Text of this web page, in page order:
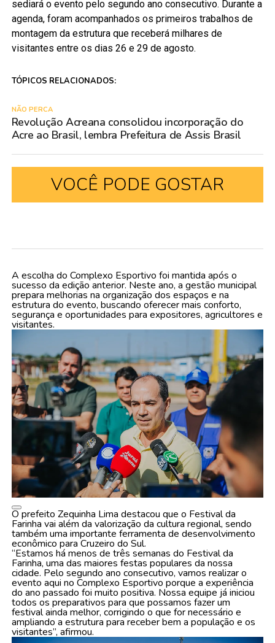
sediará o evento pelo segundo ano consecutivo. Durante a
agenda, foram acompanhados os primeiros trabalhos de
montagem da estrutura que receberá milhares de
visitantes entre os dias 26 e 29 de agosto.
TÓPICOS RELACIONADOS:
NÃO PERCA
Revolução Acreana consolidou incorporação do
Acre ao Brasil, lembra Prefeitura de Assis Brasil
VOCÊ PODE GOSTAR
A escolha do Complexo Esportivo foi mantida após o
sucesso da edição anterior. Neste ano, a gestão municipal
prepara melhorias na organização dos espaços e na
estrutura do evento, buscando oferecer mais conforto,
segurança e oportunidades para expositores, agricultores e
visitantes.
O prefeito Zequinha Lima destacou que o Festival da
Farinha vai além da valorização da cultura regional, sendo
também uma importante ferramenta de desenvolvimento
econômico para Cruzeiro do Sul.
“Estamos há menos de três semanas do Festival da
Farinha, uma das maiores festas populares da nossa
cidade. Pelo segundo ano consecutivo, vamos realizar o
evento aqui no Complexo Esportivo porque a experiência
do ano passado foi muito positiva. Nossa equipe já iniciou
todos os preparativos para que possamos fazer um
festival ainda melhor, corrigindo o que for necessário e
ampliando a estrutura para receber bem a população e os
visitantes”, afirmou.